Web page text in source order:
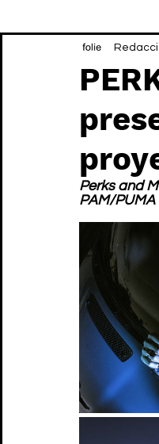
Perks and
PAM/PUMA